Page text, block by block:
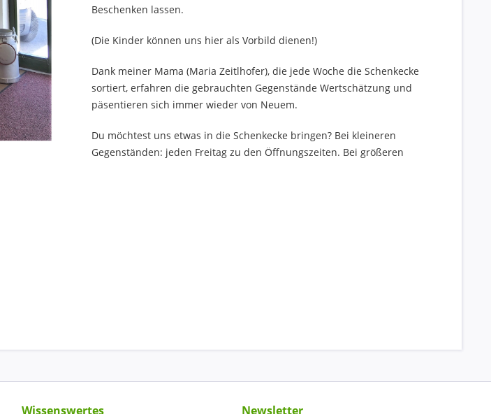
Beschenken lassen.
(Die Kinder können uns hier als Vorbild dienen!)
Dank meiner Mama (Maria Zeitlhofer), die jede Woche die Schenkecke
sortiert, erfahren die gebrauchten Gegenstände Wertschätzung und
päsentieren sich immer wieder von Neuem.
Du möchtest uns etwas in die Schenkecke bringen? Bei kleineren
Gegenständen: jeden Freitag zu den Öffnungszeiten. Bei größeren
Wissenswertes Newsletter